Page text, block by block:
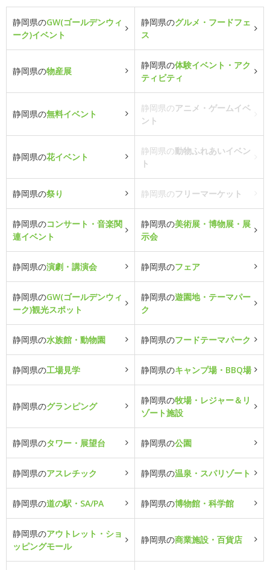
静岡県のGW(ゴールデンウィ
ーク)イベント
静岡県のグルメ・フードフェ
ス
静岡県の物産展
静岡県の体験イベント・アク
ティビティ
静岡県の無料イベント
静岡県のアニメ・ゲームイベ
ント
静岡県の花イベント
静岡県の動物ふれあいイベン
ト
静岡県の祭り 静岡県のフリーマーケット
静岡県のコンサート・音楽関
連イベント
静岡県の美術展・博物展・展
示会
静岡県の演劇・講演会 静岡県のフェア
静岡県のGW(ゴールデンウィ
ーク)観光スポット
静岡県の遊園地・テーマパー
ク
静岡県の水族館・動物園 静岡県のフードテーマパーク
静岡県の工場見学 静岡県のキャンプ場・BBQ場
静岡県のグランピング
静岡県の牧場・レジャー＆リ
ゾート施設
静岡県のタワー・展望台 静岡県の公園
静岡県のアスレチック 静岡県の温泉・スパリゾート
静岡県の道の駅・SA/PA 静岡県の博物館・科学館
静岡県のアウトレット・ショ
ッピングモール
静岡県の商業施設・百貨店